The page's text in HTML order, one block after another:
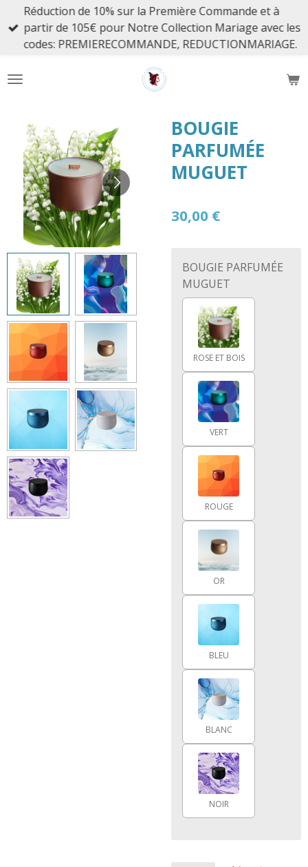
Passer
au
contenu
Réduction de 10% sur la Première Commande et à
partir de 105€ pour Notre Collection Mariage avec les
codes: PREMIERECOMMANDE, REDUCTIONMARIAGE.
BOUGIE
PARFUMÉE
MUGUET
30,00 €
BOUGIE PARFUMÉE
MUGUET
ROSE ET BOIS
VERT
ROUGE
OR
BLEU
BLANC
NOIR